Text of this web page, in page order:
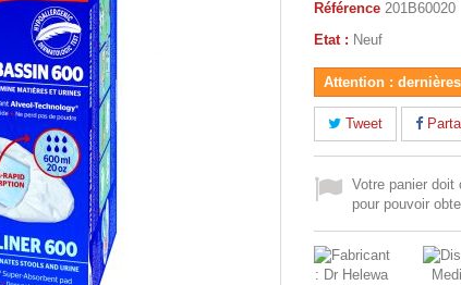
Référence 201B60020
Etat : Neuf
Attention :
Tweet
Votre panier doit
pour pouvoir